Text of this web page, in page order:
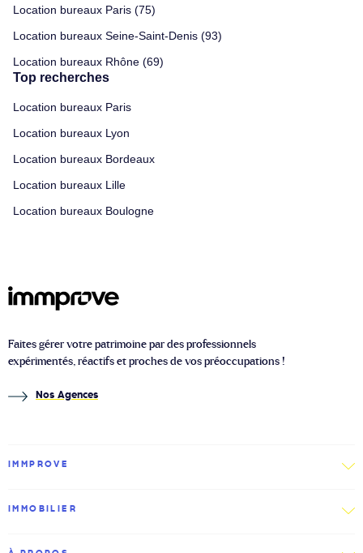
Location bureaux Paris (75)
Location bureaux Seine-Saint-Denis (93)
Location bureaux Rhône (69)
Top recherches
Location bureaux Paris
Location bureaux Lyon
Location bureaux Bordeaux
Location bureaux Lille
Location bureaux Boulogne
Faites gérer votre patrimoine par des professionnels
expérimentés, réactifs et proches de vos préoccupations !
Nos Agences
IMMPROVE
IMMOBILIER